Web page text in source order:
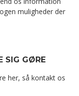
muligheder der
SIG GØRE
her, så kontakt os